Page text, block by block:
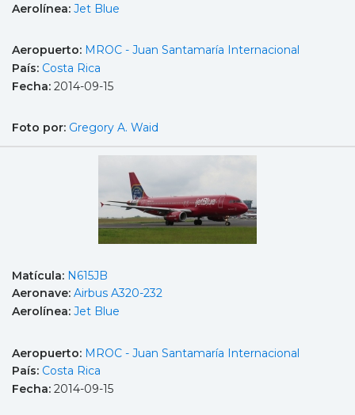
Aerolínea: Jet Blue
Aeropuerto: MROC - Juan Santamaría Internacional
País: Costa Rica
Fecha: 2014-09-15
Foto por: Gregory A. Waid
Matícula: N615JB
Aeronave: Airbus A320-232
Aerolínea: Jet Blue
Aeropuerto: MROC - Juan Santamaría Internacional
País: Costa Rica
Fecha: 2014-09-15